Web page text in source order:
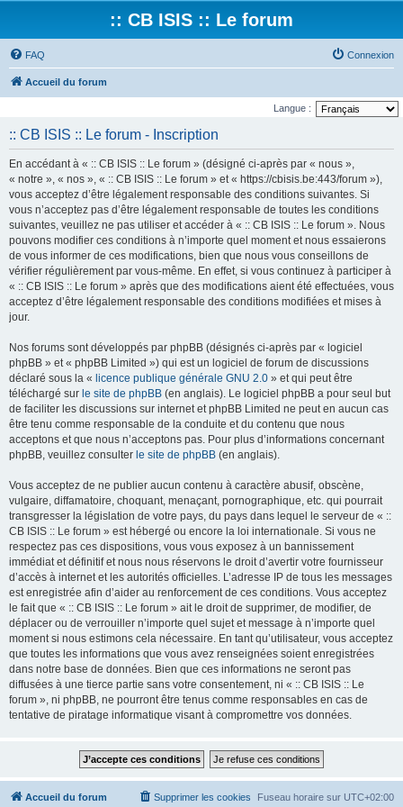
:: CB ISIS :: Le forum
FAQ Connexion
Accueil du forum
Langue :
:: CB ISIS :: Le forum - Inscription
En accédant à « :: CB ISIS :: Le forum » (désigné ci-après par « nous »,
« notre », « nos », « :: CB ISIS :: Le forum » et « https://cbisis.be:443/forum »),
vous acceptez d’être légalement responsable des conditions suivantes. Si
vous n’acceptez pas d’être légalement responsable de toutes les conditions
suivantes, veuillez ne pas utiliser et accéder à « :: CB ISIS :: Le forum ». Nous
pouvons modifier ces conditions à n’importe quel moment et nous essaierons
de vous informer de ces modifications, bien que nous vous conseillons de
vérifier régulièrement par vous-même. En effet, si vous continuez à participer à
« :: CB ISIS :: Le forum » après que des modifications aient été effectuées, vous
acceptez d’être légalement responsable des conditions modifiées et mises à
jour.
Nos forums sont développés par phpBB (désignés ci-après par « logiciel
phpBB » et « phpBB Limited ») qui est un logiciel de forum de discussions
déclaré sous la « licence publique générale GNU 2.0 » et qui peut être
téléchargé sur le site de phpBB (en anglais). Le logiciel phpBB a pour seul but
de faciliter les discussions sur internet et phpBB Limited ne peut en aucun cas
être tenu comme responsable de la conduite et du contenu que nous
acceptons et que nous n’acceptons pas. Pour plus d’informations concernant
phpBB, veuillez consulter le site de phpBB (en anglais).
Vous acceptez de ne publier aucun contenu à caractère abusif, obscène,
vulgaire, diffamatoire, choquant, menaçant, pornographique, etc. qui pourrait
transgresser la législation de votre pays, du pays dans lequel le serveur de « ::
CB ISIS :: Le forum » est hébergé ou encore la loi internationale. Si vous ne
respectez pas ces dispositions, vous vous exposez à un bannissement
immédiat et définitif et nous nous réservons le droit d’avertir votre fournisseur
d’accès à internet et les autorités officielles. L’adresse IP de tous les messages
est enregistrée afin d’aider au renforcement de ces conditions. Vous acceptez
le fait que « :: CB ISIS :: Le forum » ait le droit de supprimer, de modifier, de
déplacer ou de verrouiller n’importe quel sujet et message à n’importe quel
moment si nous estimons cela nécessaire. En tant qu’utilisateur, vous acceptez
que toutes les informations que vous avez renseignées soient enregistrées
dans notre base de données. Bien que ces informations ne seront pas
diffusées à une tierce partie sans votre consentement, ni « :: CB ISIS :: Le
forum », ni phpBB, ne pourront être tenus comme responsables en cas de
tentative de piratage informatique visant à compromettre vos données.
Accueil du forum Fuseau horaire sur UTC+02:00
Supprimer les cookies